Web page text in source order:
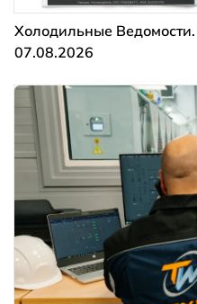
Холодильные
07.08.2026